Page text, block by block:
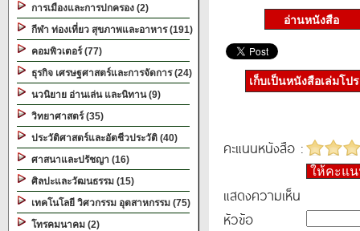
การเมืองและการปกครอง (2)
กีฬา ท่องเที่ยว สุขภาพและอาหาร (191)
คอมพิวเตอร์ (77)
ธุรกิจ เศรษฐศาสตร์และการจัดการ (24)
นวนิยาย อ่านเล่น และนิทาน (9)
วิทยาศาสตร์ (35)
ประวัติศาสตร์และอัตชีวประวัติ (40)
ศาสนาและปรัชญา (16)
ศิลปะและวัฒนธรรม (15)
เทคโนโลยี วิศวกรรม อุตสาหกรรม (75)
โทรคมนาคม (2)
เก็บเป็นหนังสือเล่มโป
คะแนนหนังสือ :
ให้คะแ
แสดงความเห็น
หัวข้อ